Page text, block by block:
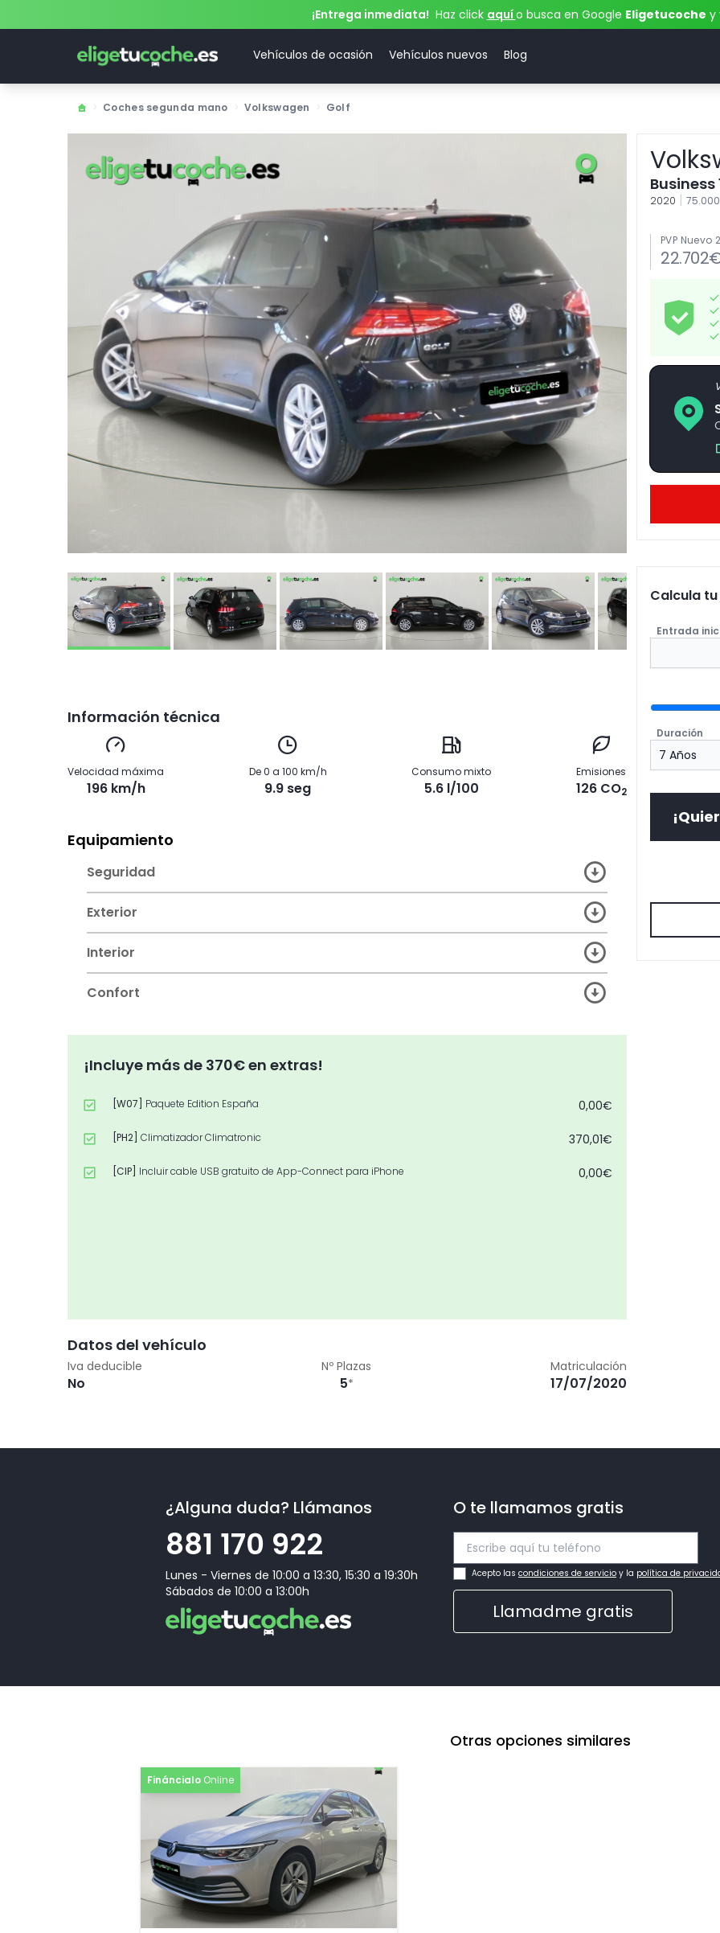
¡Entrega inmediata! Haz click aquío busca en Google Eligetucoche y
Vehículos de ocasión Vehículos nuevos Blog
Coches segunda mano Volkswagen Golf
Información técnica
Velocidad máxima
196 km/h
De 0 a 100 km/h
9.9 seg
Consumo mixto
5.6 l/100
Emisiones
126 CO2
Equipamiento
Seguridad
Exterior
Interior
Confort
¡Incluye más de 370€ en extras!
[W07] Paquete Edition España 0,00€
[PH2] Climatizador Climatronic 370,01€
[CIP] Incluir cable USB gratuito de App-Connect para iPhone 0,00€
Datos del vehículo
Iva deducible
No
Nº Plazas
5*
Matriculación
17/07/2020
Business
2020 |
PVP Nuevo
Calcula
Entrada
Duración
¿Alguna duda? Llámanos
881 170 922
Lunes - Viernes de 10:00 a 13:30, 15:30 a 19:30h
Sábados de 10:00 a 13:00h
O te llamamos gratis
Acepto las condiciones de servicio y la política de
Llamadme gratis
Otras opciones similares
Fináncialo Online